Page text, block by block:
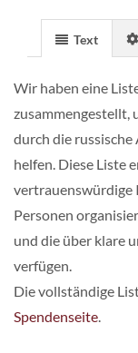
Text
Wir haben eine
zusammengestellt,
durch die
helfen. Diese Liste
vertrauenswürdige
Personen
und die über klare
verfügen.
Die vollständige
Spendenseite.